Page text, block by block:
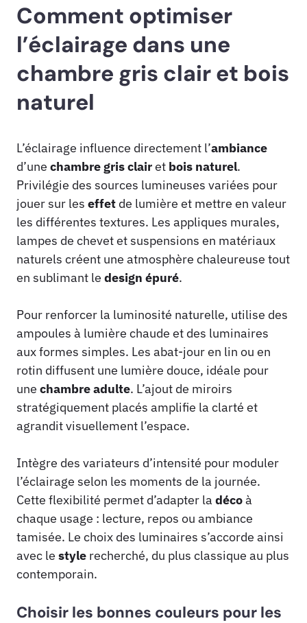
Comment optimiser
l’éclairage dans une
chambre gris clair et bois
naturel
L’éclairage influence directement l’ambiance
d’une chambregrisclairet bois naturel.
Privilégie des sources lumineuses variées pour
jouer sur les effet de lumière et mettre en valeur
les différentes textures. Les appliques murales,
lampes de chevet et suspensions en matériaux
naturels créent une atmosphère chaleureuse tout
en sublimant le design épuré.
Pour renforcer la luminosité naturelle, utilise des
ampoules à lumière chaude et des luminaires
aux formes simples. Les abat-jour en lin ou en
rotin diffusent une lumière douce, idéale pour
une chambreadulte. L’ajout de miroirs
stratégiquement placés amplifie la clarté et
agrandit visuellement l’espace.
Intègre des variateurs d’intensité pour moduler
l’éclairage selon les moments de la journée.
Cette flexibilité permet d’adapter la décoà
chaque usage : lecture, repos ou ambiance
tamisée. Le choix des luminaires s’accorde ainsi
avec le style recherché, du plus classique au plus
contemporain.
Choisir les bonnes couleurs pour les